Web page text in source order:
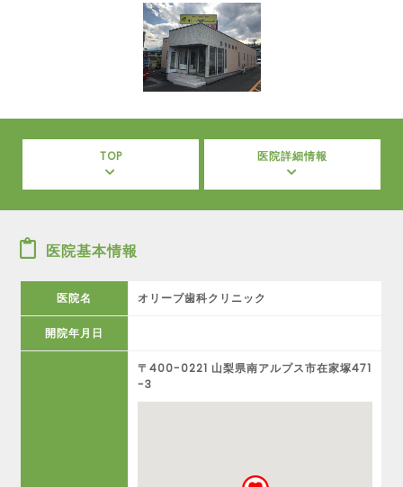
TOP 医院詳細情報
医院基本情報
医院名 オリーブ歯科クリニック
開院年月日
〒400-0221 山梨県南アルプス市在家塚471
-3